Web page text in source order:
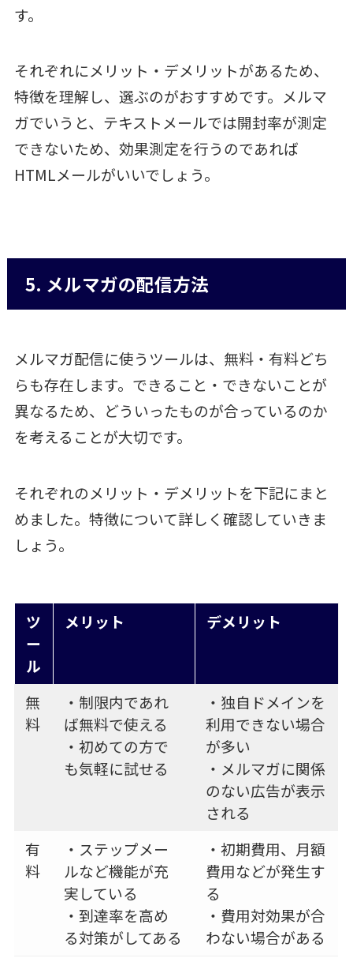
す。
それぞれにメリット・デメリットがあるため、
特徴を理解し、選ぶのがおすすめです。メルマ
ガでいうと、テキストメールでは開封率が測定
できないため、効果測定を行うのであれば
HTMLメールがいいでしょう。
5. メルマガの配信方法
メルマガ配信に使うツールは、無料・有料どち
らも存在します。できること・できないことが
異なるため、どういったものが合っているのか
を考えることが大切です。
それぞれのメリット・デメリットを下記にまと
めました。特徴について詳しく確認していきま
しょう。
ツ
ー
ル
メリット デメリット
無
料
・制限内であれ
ば無料で使える
・初めての方で
も気軽に試せる
・独自ドメインを
利用できない場合
が多い
・メルマガに関係
のない広告が表示
される
有
料
・ステップメー
ルなど機能が充
実している
・到達率を高め
る対策がしてある
・初期費用、月額
費用などが発生す
る
・費用対効果が合
わない場合がある